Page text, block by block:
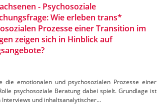
- Psychosoziale
Wie erleben trans*
Prozesse einer Transition im
zeigen sich in Hinblick auf
emotionalen und psychosozialen Prozesse einer
psychosoziale Beratung dabei spielt. Grundlage ist
und inhaltsanalytischer…